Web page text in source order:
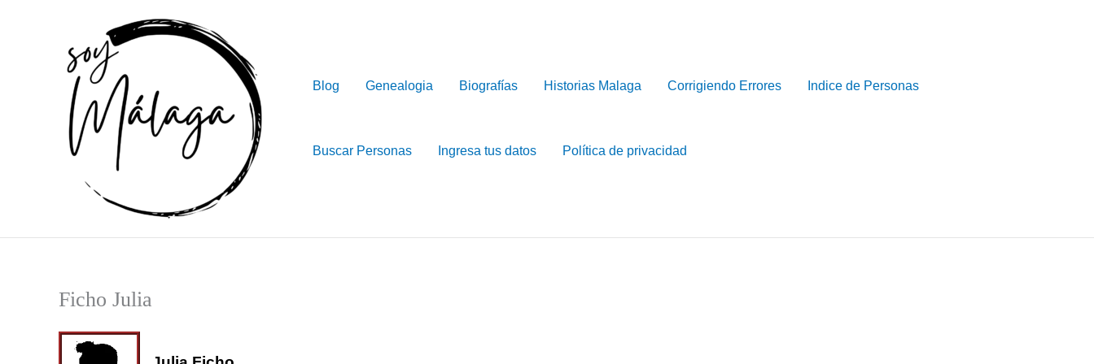
Blog Genealogia Biografías Historias Malaga Corrigiendo Errores Indice de Personas
Buscar Personas Ingresa tus datos Política de privacidad
Ficho Julia